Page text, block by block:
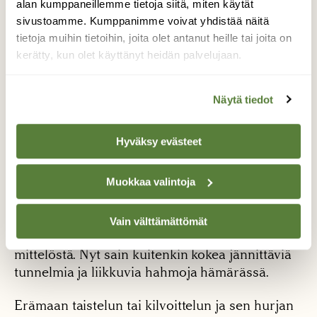
alan kumppaneillemme tietoja siitä, miten käytät
sivustoamme. Kumppanimme voivat yhdistää näitä
tietoja muihin tietoihin, joita olet antanut heille tai joita on
kerätty, kun olet käyttänyt heidän palvelujaan.
Näytä tiedot
Hyväksy evästeet
Muokkaa valintoja
Vain välttämättömät
Tietysti ajattelen, että olisinpa voinut kuvata
tämän tapahtuman tiimellystä, yksityiskohtia ja
kulkua ilta- tai aamuhämärän valossa! Olisin
voinut saada todella mielenkiintoisia lähikuvia
mittelöstä. Nyt sain kuitenkin kokea jännittäviä
tunnelmia ja liikkuvia hahmoja hämärässä.
Erämaan taistelun tai kilvoittelun ja sen hurjan